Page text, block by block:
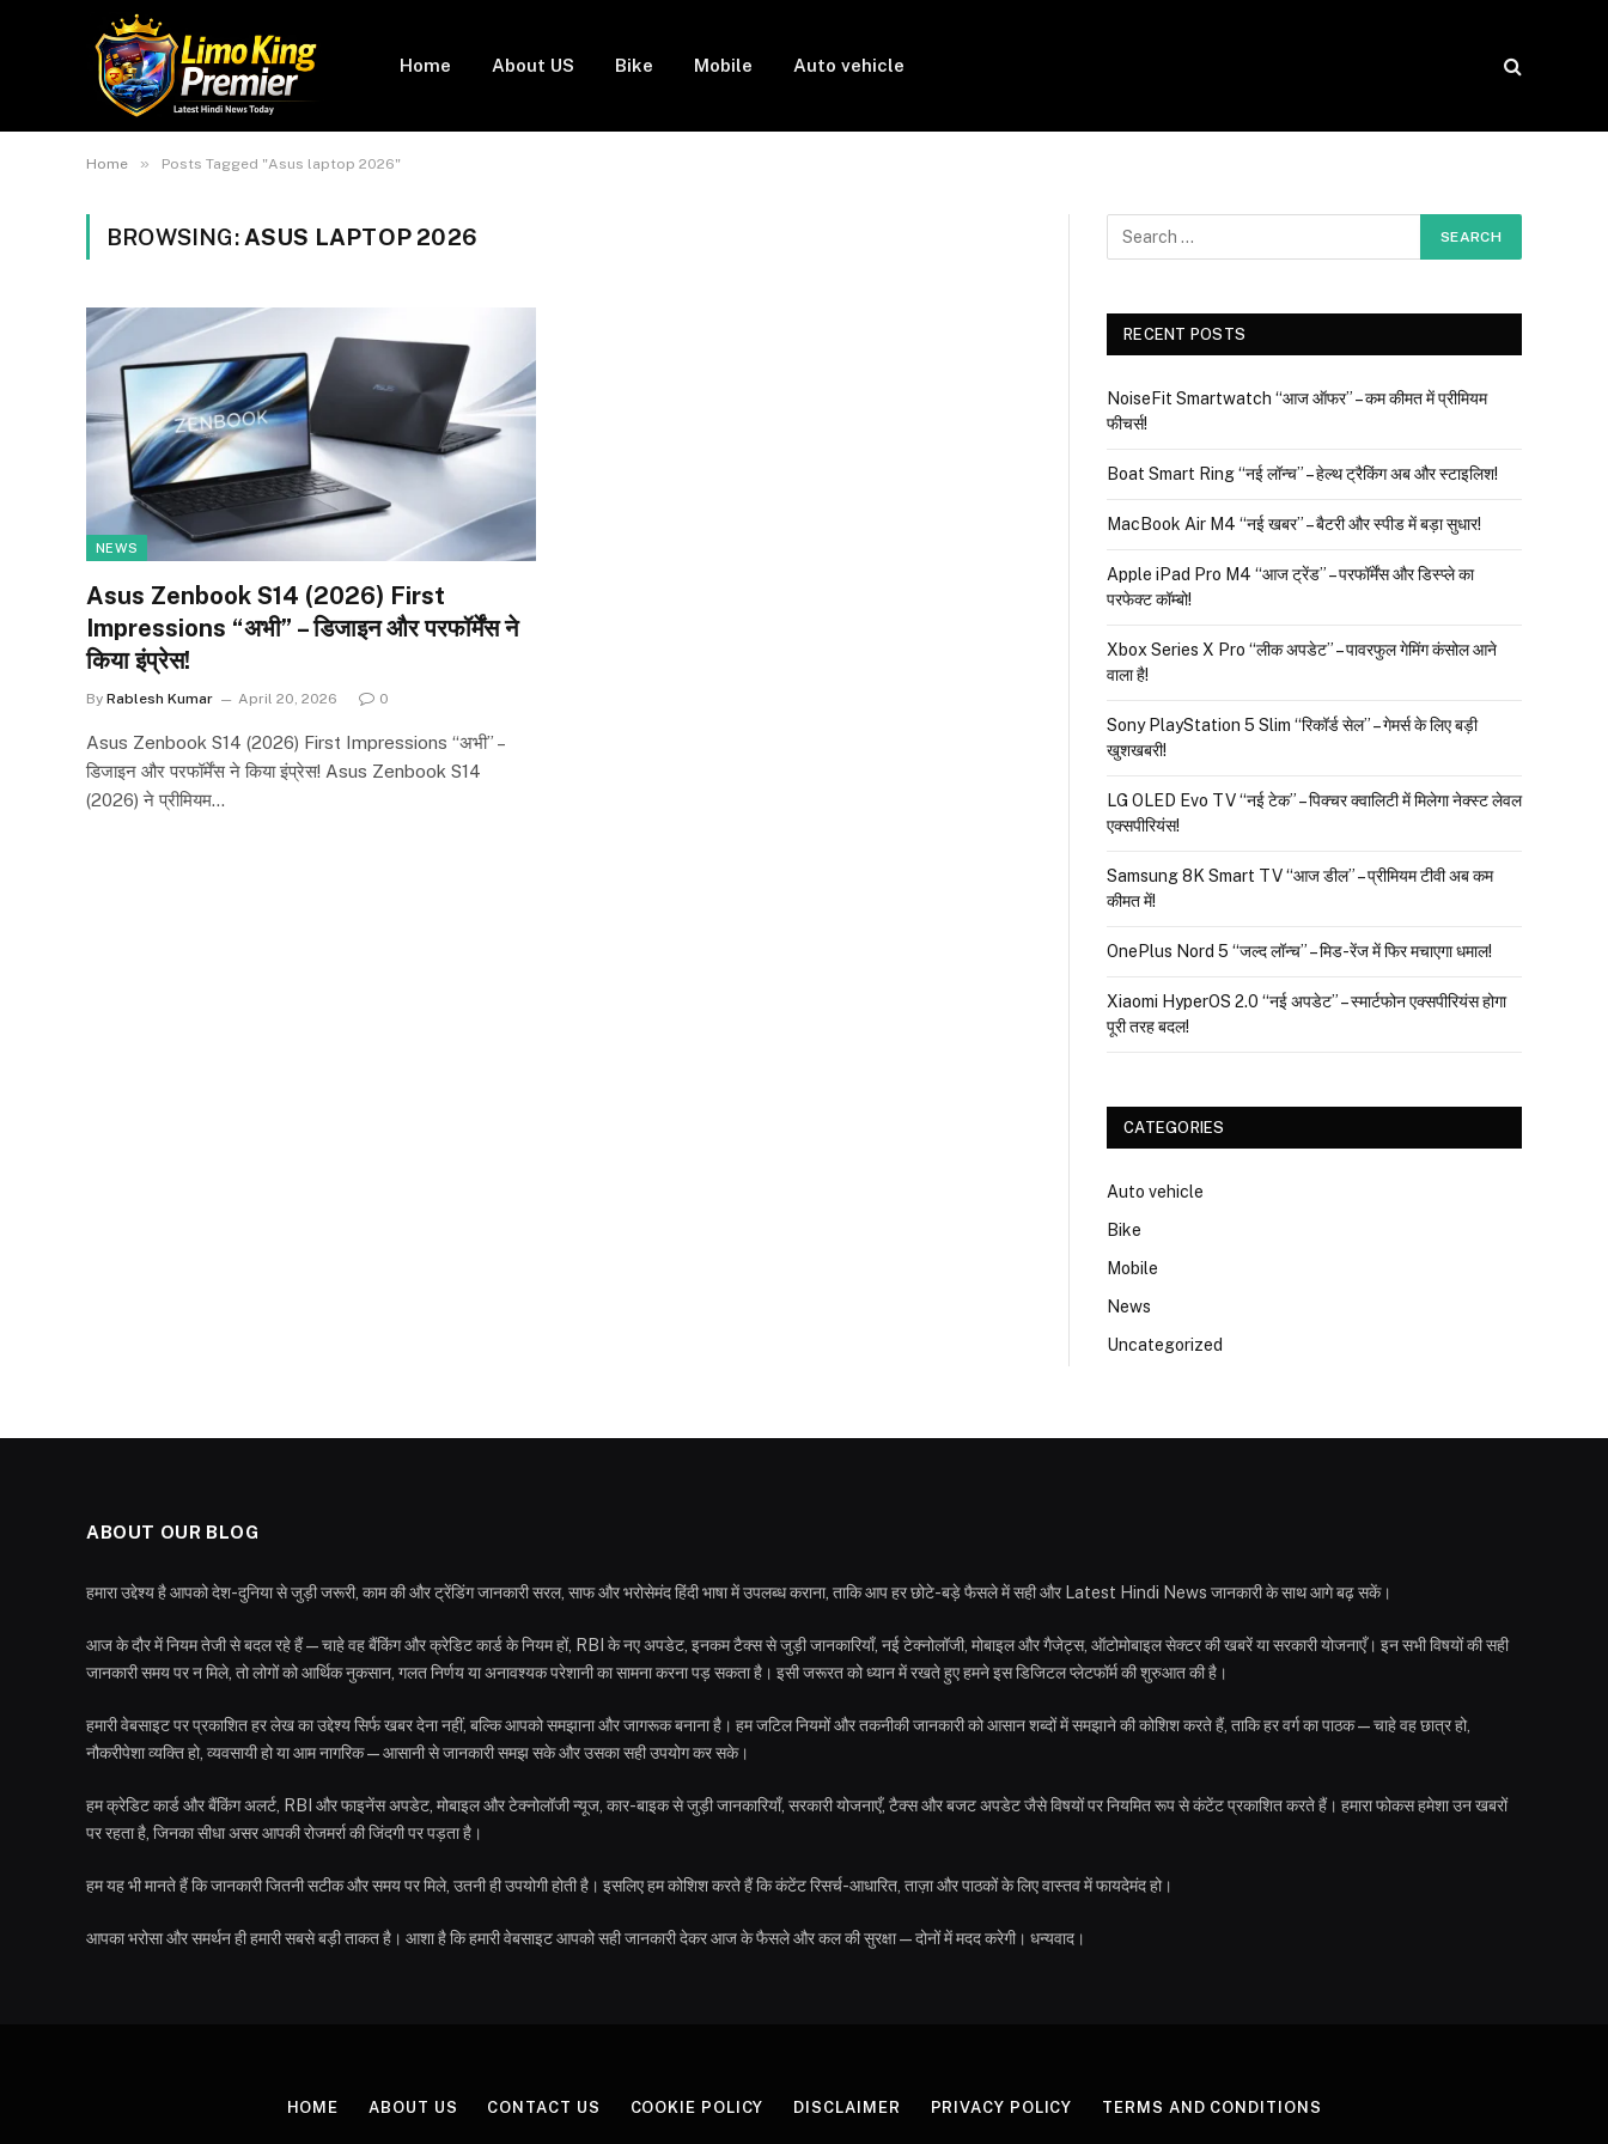
Home About US Bike Mobile Auto vehicle
Home » Posts Tagged "Asus laptop 2026"
BROWSING: ASUS LAPTOP 2026
NEWS
Asus Zenbook S14 (2026) First
Impressions “अभी” – डिजाइन और परफॉर्मेंस ने
किया इंप्रेस!
By Rablesh Kumar April 20, 2026 0
Asus Zenbook S14 (2026) First Impressions “अभी” –
डिजाइन और परफॉर्मेंस ने किया इंप्रेस! Asus Zenbook S14
(2026) ने प्रीमियम…
RECENT POSTS
NoiseFit Smartwatch “आज ऑफर” – कम कीमत में प्रीमियम
फीचर्स!
Boat Smart Ring “नई लॉन्च” – हेल्थ ट्रैकिंग अब और स्टाइलिश!
MacBook Air M4 “नई खबर” – बैटरी और स्पीड में बड़ा सुधार!
Apple iPad Pro M4 “आज ट्रेंड” – परफॉर्मेंस और डिस्प्ले का
परफेक्ट कॉम्बो!
Xbox Series X Pro “लीक अपडेट” – पावरफुल गेमिंग कंसोल आने
वाला है!
Sony PlayStation 5 Slim “रिकॉर्ड सेल” – गेमर्स के लिए बड़ी
खुशखबरी!
LG OLED Evo TV “नई टेक” – पिक्चर क्वालिटी में मिलेगा नेक्स्ट लेवल
एक्सपीरियंस!
Samsung 8K Smart TV “आज डील” – प्रीमियम टीवी अब कम
कीमत में!
OnePlus Nord 5 “जल्द लॉन्च” – मिड-रेंज में फिर मचाएगा धमाल!
Xiaomi HyperOS 2.0 “नई अपडेट” – स्मार्टफोन एक्सपीरियंस होगा
पूरी तरह बदल!
CATEGORIES
Auto vehicle
Bike
Mobile
News
Uncategorized
ABOUT OUR BLOG
हमारा उद्देश्य है आपको देश-दुनिया से जुड़ी जरूरी, काम की और ट्रेंडिंग जानकारी सरल, साफ और भरोसेमंद हिंदी भाषा में उपलब्ध कराना, ताकि आप हर छोटे-बड़े फैसले में सही और Latest Hindi News जानकारी के साथ आगे बढ़ सकें।
आज के दौर में नियम तेजी से बदल रहे हैं—चाहे वह बैंकिंग और क्रेडिट कार्ड के नियम हों, RBI के नए अपडेट, इनकम टैक्स से जुड़ी जानकारियाँ, नई टेक्नोलॉजी, मोबाइल और गैजेट्स, ऑटोमोबाइल सेक्टर की खबरें या सरकारी योजनाएँ। इन सभी विषयों की सही
जानकारी समय पर न मिले, तो लोगों को आर्थिक नुकसान, गलत निर्णय या अनावश्यक परेशानी का सामना करना पड़ सकता है। इसी जरूरत को ध्यान में रखते हुए हमने इस डिजिटल प्लेटफॉर्म की शुरुआत की है।
हमारी वेबसाइट पर प्रकाशित हर लेख का उद्देश्य सिर्फ खबर देना नहीं, बल्कि आपको समझाना और जागरूक बनाना है। हम जटिल नियमों और तकनीकी जानकारी को आसान शब्दों में समझाने की कोशिश करते हैं, ताकि हर वर्ग का पाठक—चाहे वह छात्र हो,
नौकरीपेशा व्यक्ति हो, व्यवसायी हो या आम नागरिक—आसानी से जानकारी समझ सके और उसका सही उपयोग कर सके।
हम क्रेडिट कार्ड और बैंकिंग अलर्ट, RBI और फाइनेंस अपडेट, मोबाइल और टेक्नोलॉजी न्यूज, कार-बाइक से जुड़ी जानकारियाँ, सरकारी योजनाएँ, टैक्स और बजट अपडेट जैसे विषयों पर नियमित रूप से कंटेंट प्रकाशित करते हैं। हमारा फोकस हमेशा उन खबरों
पर रहता है, जिनका सीधा असर आपकी रोजमर्रा की जिंदगी पर पड़ता है।
हम यह भी मानते हैं कि जानकारी जितनी सटीक और समय पर मिले, उतनी ही उपयोगी होती है। इसलिए हम कोशिश करते हैं कि कंटेंट रिसर्च-आधारित, ताज़ा और पाठकों के लिए वास्तव में फायदेमंद हो।
आपका भरोसा और समर्थन ही हमारी सबसे बड़ी ताकत है। आशा है कि हमारी वेबसाइट आपको सही जानकारी देकर आज के फैसले और कल की सुरक्षा—दोनों में मदद करेगी। धन्यवाद।
HOME ABOUT US CONTACT US COOKIE POLICY DISCLAIMER PRIVACY POLICY TERMS AND CONDITIONS